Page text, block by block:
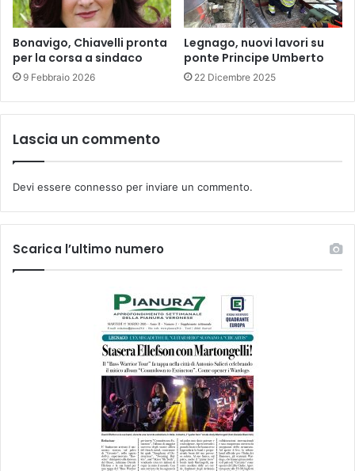
Bonavigo, Chiavelli pronta
per la corsa a sindaco
9 Febbraio 2026
Legnago, nuovi lavori su
ponte Principe Umberto
22 Dicembre 2025
Lascia un commento
Devi essere connesso per inviare un commento.
Scarica l’ultimo numero